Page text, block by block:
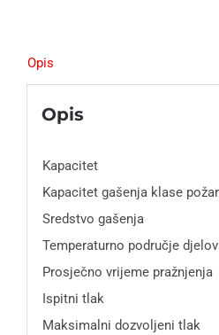
Opis
Opis
Kapacitet
Kapacitet gašenja klase
Sredstvo gašenja
Temperaturno područje
Prosječno vrijeme pražnjenja
Ispitni tlak
Maksimalni dozvoljeni tlak